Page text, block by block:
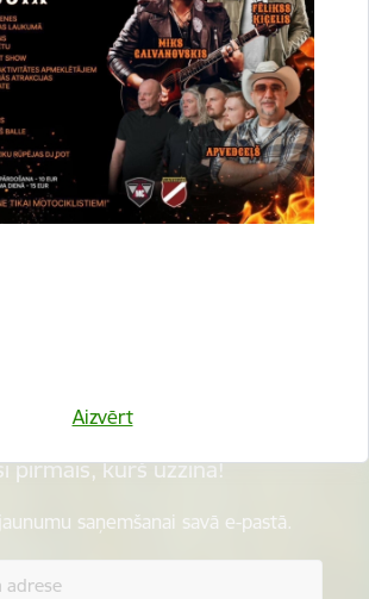
Aizvērt
pirmais, kurš uzzina!
saņemšanai savā e-pastā.